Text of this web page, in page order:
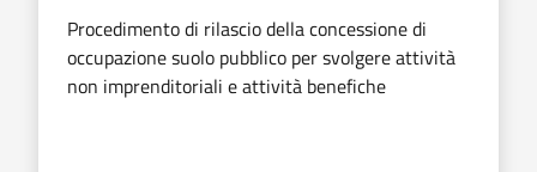
Procedimento di rilascio della concessione di
occupazione suolo pubblico per svolgere attività
non imprenditoriali e attività benefiche